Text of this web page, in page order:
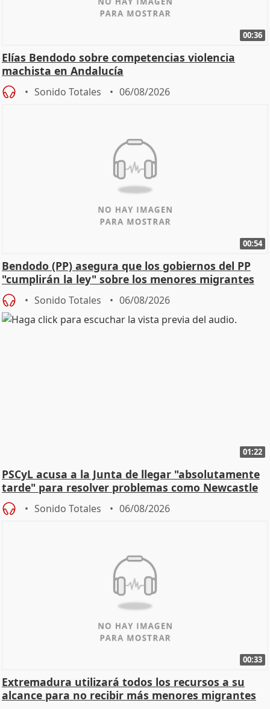
00:36
Elías Bendodo sobre competencias violencia
machista en Andalucía
Sonido Totales 06/08/2026
00:54
Bendodo (PP) asegura que los gobiernos del PP
"cumplirán la ley" sobre los menores migrantes
Sonido Totales 06/08/2026
01:22
PSCyL acusa a la Junta de llegar "absolutamente
tarde" para resolver problemas como Newcastle
Sonido Totales 06/08/2026
00:33
Extremadura utilizará todos los recursos a su
alcance para no recibir más menores migrantes